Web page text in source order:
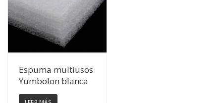
Ver Detalles
Espuma multiusos
Yumbolon blanca